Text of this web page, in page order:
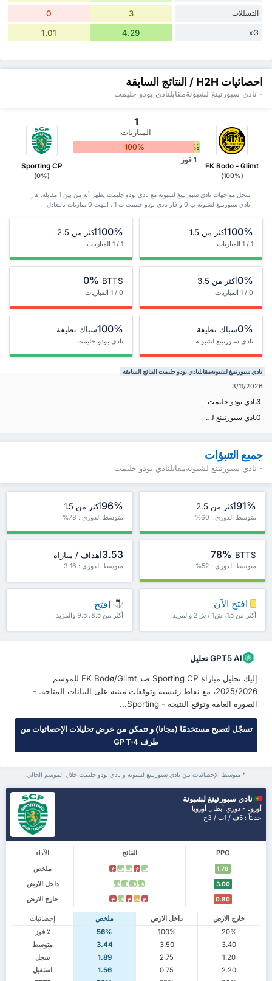
التسللات 3
0
xG
4.29
1.01
احصائيات H2H / النتائج السابقة
- نادي سبورتينغ لشبونةمقابلنادي بودو جليمت
Sporting CP
(0%)
1
المباريات
0%
0%
100%
1 فوز
FK Bodo - Glimt
(100%)
سجل مواجهات نادي سبورتينغ لشبونة مع نادي بودو جليمت يظهر أنه من بين 1 ‏مقابلة، فاز
نادي سبورتينغ لشبونة ب 0 و فاز نادي بودو جليمت ب 1 . انتهت 0 مباريات بالتعادل.
100%أكثر من 1.5
1 / 1 المباريات
100%أكثر من 2.5
1 / 1 المباريات
0%أكثر من 3.5
0 / 1 المباريات
0% BTTS
0 / 1 المباريات
0%شباك نظيفة
نادي سبورتينغ لشبونة
100%شباك نظيفة
نادي بودو جليمت
نادي سبورتينغ لشبونةمقابلنادي بودو جليمت النتائج السابقة
3/11/2026
نادي بودو جليمت3
نادي سبورتينغ لشبونة
0
جميع التنبؤات
- نادي سبورتينغ لشبونةمقابلنادي بودو جليمت
91%أكثر من 2.5
متوسط الدوري : 60%
96%أكثر من 1.5
متوسط الدوري : 78%
78% BTTS
متوسط الدوري : 52%
3.53أهداف / مباراة
متوسط الدوري : 3.16
افتح الآن
أكثر من 1.5، ش1 / ش2 والمزيد
افتح
أكثر من 8.5، 9.5 والمزيد
GPT5 AI تحليل
إليك تحليل مباراة Sporting CP ضد FK Bodø/Glimt للموسم
2025/2026، مع نقاط رئيسية وتوقعات مبنية على البيانات المتاحة. -
الصورة العامة وتوقع النتيجة - Sporting...
تسجّل لتصبح مستخدمًا (مجانا) و تتمكن من عرض تحليلات الإحصائيات من
طرف GPT-4
* متوسط الإحصائيات بين نادي سبورتينغ لشبونة و نادي بودو جليمت خلال الموسم الحالي
نادي سبورتينغ لشبونة
أوروبا - دوري أبطال أوروبا
حديثاً : 5ف / 1ت / 3خ
الآداء النتائج
PPG
ملخص
ف خ ف ف خ 1.78
داخل الارض ف ف ف ف 3.00
خارج الارض خ ت خ ف خ 0.80
إحصائيات ملخص داخل الارض
خارج الارض
٪ فوز
56% 100%
20%
متوسط
3.44 3.50
3.40
سجل
1.89 2.75
1.20
استقبل
1.56 0.75
2.20